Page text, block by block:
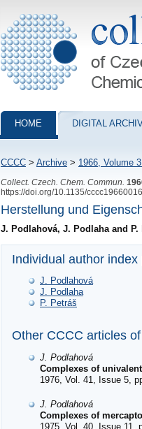
Collection of Czechoslovak
HOME DIGITAL
CCCC > Archive > 1966, Volume
Collect. Czech. Chem. Commun.
https://doi.org/10.1135/cccc19660016
Herstellung und
J. Podlahová, J. Podlaha and P.
Individual author index
J. Podlahová
J. Podlaha
P. Petráš
Other CCCC articles
J. Podlahová
Complexes of
1976, Vol. 41, Issue 5,
J. Podlahová
Complexes of
1975, Vol. 40, Issue 11,